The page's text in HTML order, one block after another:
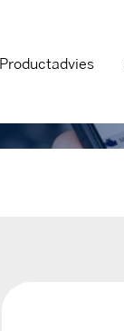
Productadvies